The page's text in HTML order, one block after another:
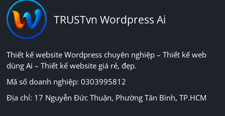
TRUSTvn Wordpress Ai
Thiết kế website Wordpress chuyên nghiệp – Thiết kế web
dùng Ai – Thiết kế website giá rẻ, đẹp.
Mã số doanh nghiệp: 0303995812
Địa chỉ: 17 Nguyễn Đức Thuận, Phường Tân Bình, TP.HCM